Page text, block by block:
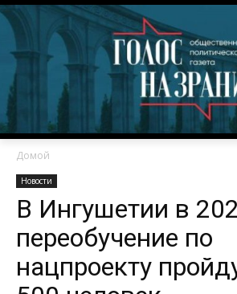
Домой
Новости
В Ингушетии в
переобучение по
нацпроекту